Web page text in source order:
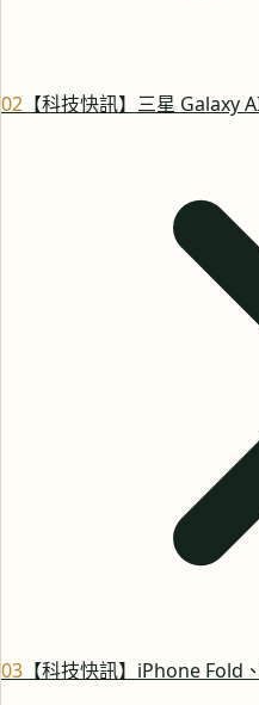
02 【科技快訊】三星 Galaxy
03 【科技快訊】iPhone Fold